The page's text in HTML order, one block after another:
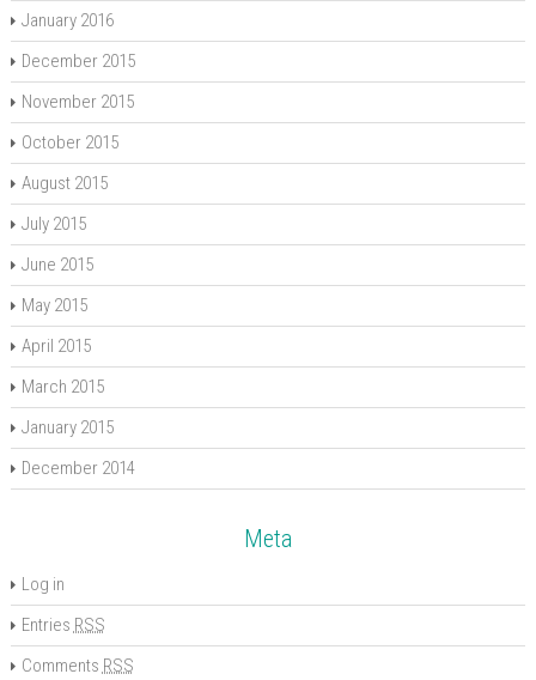
January 2016
December 2015
November 2015
October 2015
August 2015
July 2015
June 2015
May 2015
April 2015
March 2015
January 2015
December 2014
Meta
Log in
Entries RSS
Comments RSS